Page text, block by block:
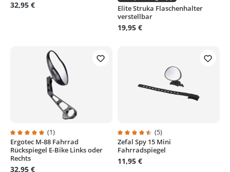
32,95 €
Elite Struka Flaschenhalter
verstellbar
19,95 €
Durchschnittliche Bewertung von 5 von 5 Sternen
(1)
Ergotec M-88 Fahrrad
Rückspiegel E-Bike Links oder
Rechts
32,95 €
Durchschnittliche Bewertung
(5)
Zefal Spy 15 Mini
Fahrradspiegel
11,95 €